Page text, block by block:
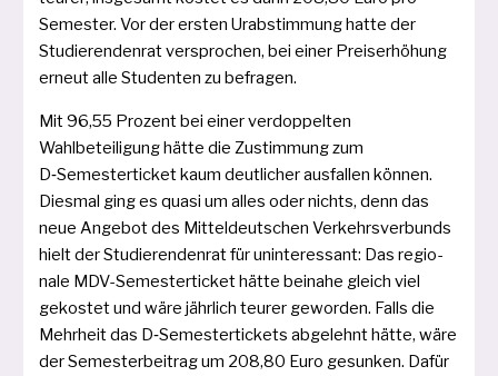
Semester. Vor der ers­ten Urabstimmung hat­te der
Studierendenrat ver­spro­chen, bei einer Preis­erhöhung
erneut alle Studenten zu befragen.
Mit 96,55 Prozent bei einer ver­dop­pel­ten
Wahlbeteiligung hät­te die Zustimmung zum
D‑Semesterticket kaum deut­li­cher aus­fal­len kön­nen.
Diesmal ging es qua­si um alles oder nichts, denn das
neue Angebot des Mitteldeutschen Verkehrsverbunds
hielt der Studierendenrat für unin­ter­es­sant: Das regio­
na­le MDV-Semesterticket hät­te bei­na­he gleich viel
gekos­tet und wäre jähr­lich teu­rer gewor­den. Falls die
Mehrheit das D‑Semestertickets abge­lehnt hät­te, wäre
der Semesterbeitrag um 208,80 Euro gesun­ken. Dafür